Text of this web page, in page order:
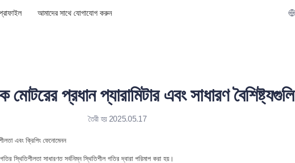
আমাদের সাথে যোগাযোগ করুন
মোটরের প্রধান প্যারামিটার এবং সাধারণ বৈশিষ্ট্যগুলি
তৈরী হয় 2025.05.17
এবং ক্রিপিং ফেনোমেনন
স্থিতিশীলতা সাধারণত সর্বনিম্ন স্থিতিশীল গতির দ্বারা পরিমাপ করা হয়।